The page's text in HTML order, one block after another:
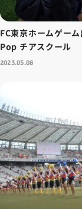
FC東京ホームゲー
Pop チアスクール
2023.05.08